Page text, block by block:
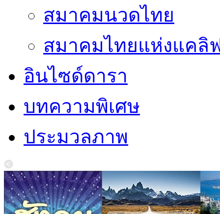
สมาคมนวดไทย
สมาคมไทยแห่งแคลิ
อินไซด์ดารา
บทความพิเศษ
ประมวลภาพ